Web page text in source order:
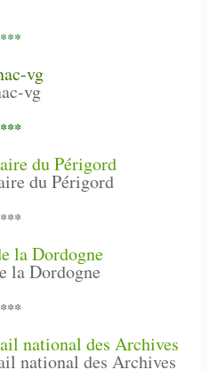
***
vg
***
du Périgord
***
la Dordogne
***
national des Archives